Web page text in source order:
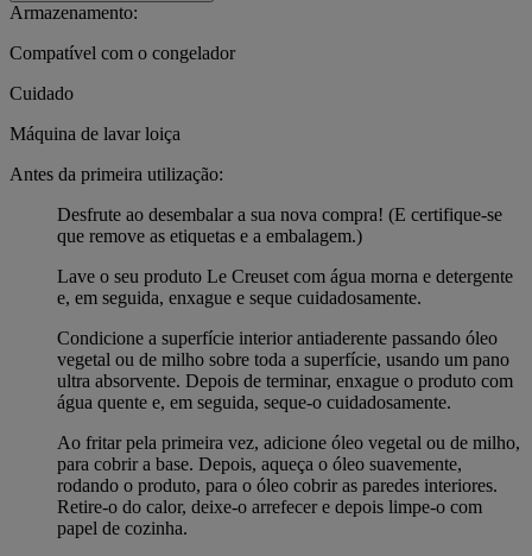
Armazenamento:
Compatível com o congelador
Cuidado
Máquina de lavar loiça
Antes da primeira utilização:
Desfrute ao desembalar a sua nova compra! (E certifique-se
que remove as etiquetas e a embalagem.)
Lave o seu produto Le Creuset com água morna e detergente
e, em seguida, enxague e seque cuidadosamente.
Condicione a superfície interior antiaderente passando óleo
vegetal ou de milho sobre toda a superfície, usando um pano
ultra absorvente. Depois de terminar, enxague o produto com
água quente e, em seguida, seque-o cuidadosamente.
Ao fritar pela primeira vez, adicione óleo vegetal ou de milho,
para cobrir a base. Depois, aqueça o óleo suavemente,
rodando o produto, para o óleo cobrir as paredes interiores.
Retire-o do calor, deixe-o arrefecer e depois limpe-o com
papel de cozinha.